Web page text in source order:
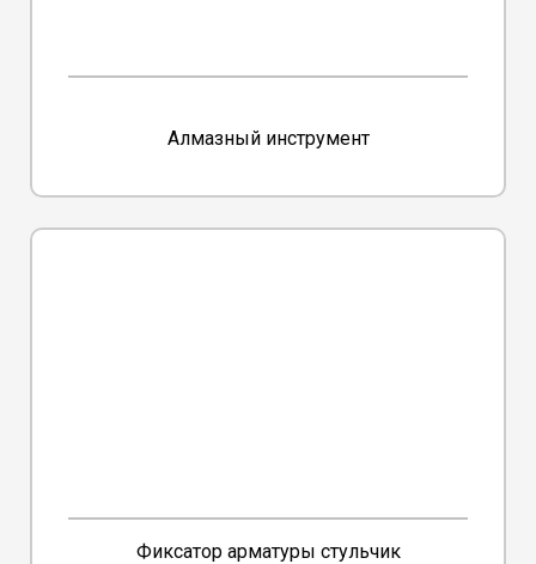
Алмазный инструмент
Фиксатор арматуры стульчик